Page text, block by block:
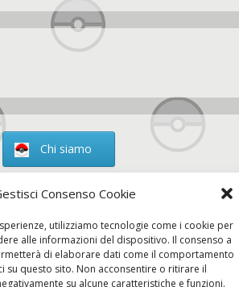
Consenso Cookie
utilizziamo tecnologie come i cookie per
alle informazioni del dispositivo. Il consenso a
di elaborare dati come il comportamento
su questo sito. Non acconsentire o ritirare il
su alcune caratteristiche e funzioni.
Chi siamo
Contatti